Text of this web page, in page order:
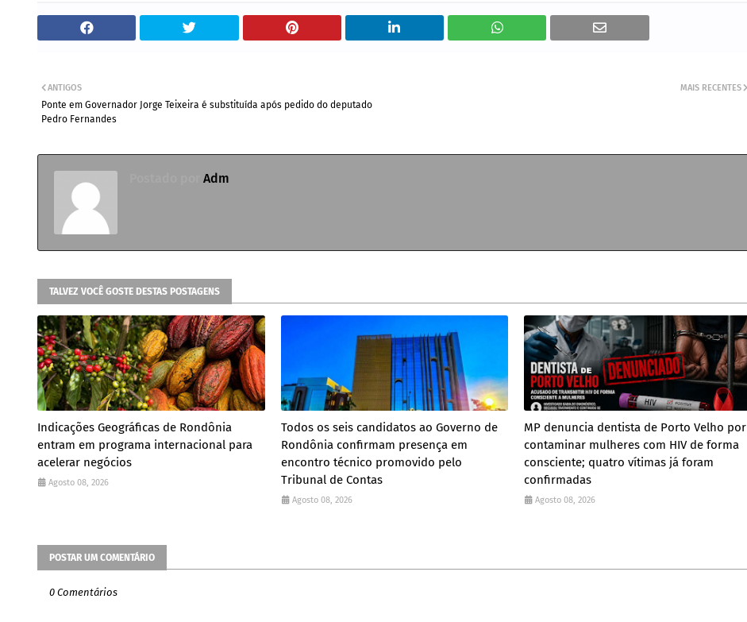
MAIS RECENTES
ANTIGOS
Ponte em Governador Jorge Teixeira é substituída após pedido do deputado
Pedro Fernandes
Adm
TALVEZ VOCÊ GOSTE DESTAS POSTAGENS
Indicações Geográficas de Rondônia
entram em programa internacional para
acelerar negócios
Agosto 08, 2026
Todos os seis candidatos ao Governo de
Rondônia confirmam presença em
encontro técnico promovido pelo
Tribunal de Contas
Agosto 08, 2026
MP denuncia dentista de Porto Velho por
contaminar mulheres com HIV de forma
consciente; quatro vítimas já foram
confirmadas
Agosto 08, 2026
POSTAR UM COMENTÁRIO
0 Comentários